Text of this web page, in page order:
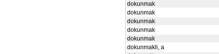
dokunmak
dokunmak
dokunmak
dokunmak
dokunmak
dokunmakli, a